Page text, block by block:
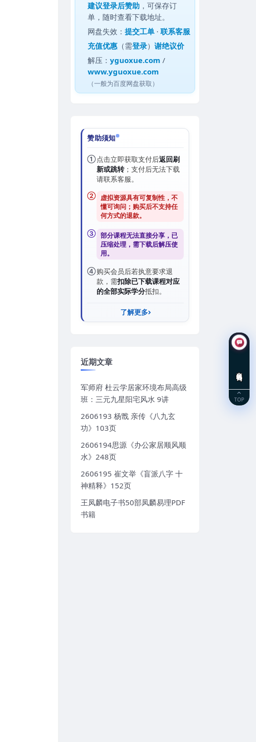
建议登录后赞助 ，可保存订
单，随时查看下载地址。
网盘失效：提交工单 ·联系客服
充值优惠 （需登录）谢绝议价
解压：yguoxue.com /
www.yguoxue.com
（一般为百度网盘获取）
赞助须知
①点击立即获取支付后返回刷
新或跳转；支付后无法下载
请联系客服。
②
虚拟资源具有可复制性，不
懂可询问；购买后不支持任
何方式的退款。
③ 部分课程无法直接分享，已
压缩处理，需下载后解压使
用。
④购买会员后若执意要求退
款，需扣除已下载课程对应
的全部实际学分抵扣。
了解更多
近期文章
军师府 杜云学居家环境布局高级
班：三元九星阳宅风水 9讲
2606193 杨戬 亲传《八九玄
功》103页
2606194思源《办公家居顺风顺
水》248页
2606195 崔文举《盲派八字 十
神精释》152页
王凤麟电子书50部凤麟易理PDF
书籍
TOP